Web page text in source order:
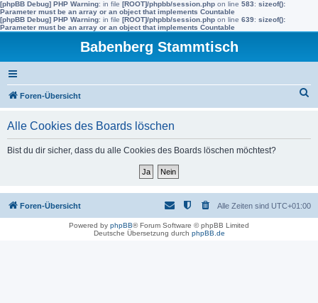
[phpBB Debug] PHP Warning: in file [ROOT]/phpbb/session.php on line 583: sizeof():
Parameter must be an array or an object that implements Countable
[phpBB Debug] PHP Warning: in file [ROOT]/phpbb/session.php on line 639: sizeof():
Parameter must be an array or an object that implements Countable
Babenberg Stammtisch
Foren-Übersicht
Alle Cookies des Boards löschen
Bist du dir sicher, dass du alle Cookies des Boards löschen möchtest?
Foren-Übersicht Alle Zeiten sind UTC+01:00
Powered by phpBB® Forum Software © phpBB Limited
Deutsche Übersetzung durch phpBB.de